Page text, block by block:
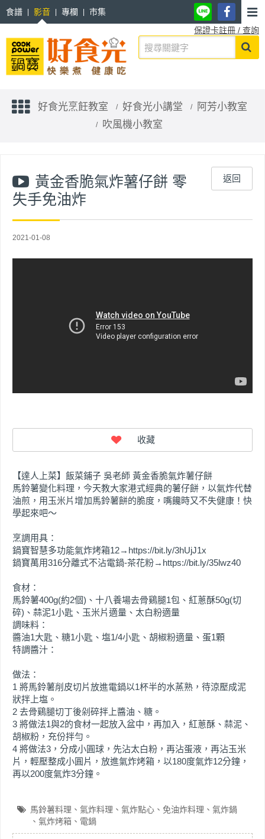
食譜 影音 專欄
市集
保證卡註冊 / 查詢
好食光烹飪教室 好食光小講堂
阿芳小教室
吹風機小教室
黃金香脆氣炸薯仔餅 零
失手免油炸
返回
2021-01-08
【達人上菜】飯菜鋪子 吳老師 黃金香脆氣炸薯仔餅
馬鈴薯變化料理，今天教大家港式經典的薯仔餅，以氣炸代替
油煎，用玉米片增加馬鈴薯餅的脆度，嘴饞時又不失健康！快
學起來吧～
烹調用具：
鍋寶智慧多功能氣炸烤箱12→https://bit.ly/3hUjJ1x
鍋寶萬用316分離式不沾電鍋-茶花粉→https://bit.ly/35lwz40
食材：
馬鈴薯400g(約2個)、十八養場去骨鷄腿1包、紅蔥酥50g(切
碎)、蒜泥1小匙、玉米片適量、太白粉適量
調味料：
醬油1大匙、糖1小匙、塩1/4小匙、胡椒粉適量、蛋1顆
特調醬汁：
做法：
1 將馬鈴薯削皮切片放進電鍋以1杯半的水蒸熟，待涼壓成泥
狀拌上塩。
2 去骨鷄腿切丁後剁碎拌上醬油、糖。
3 將做法1與2的食材一起放入盆中，再加入，紅蔥酥、蒜泥、
胡椒粉，充份拌勻。
4 將做法3，分成小圓球，先沾太白粉，再沾蛋液，再沾玉米
片，輕壓整成小圓片，放進氣炸烤箱，以180度氣炸12分鐘，
再以200度氣炸3分鐘。
馬鈴薯料理 氣炸料理 氣炸點心 免油炸料理
氣炸鍋
氣炸烤箱
電鍋